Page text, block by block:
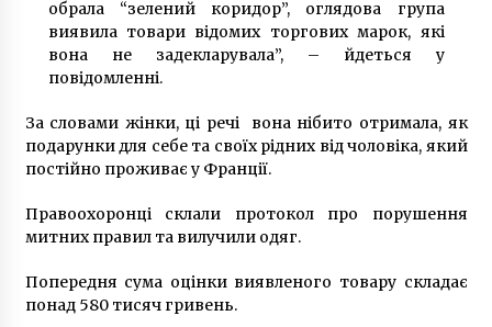
Архівні фото найбільшої автокатастрофи на
мосту Патона в Києві
3 роки ago
Під Києвом намагалися викрасти дочку
блогерки заради викупу
6 років ago
Київських водіїв почали штрафувати за
парковку на газоні
Брама Заборовського. Перлина українського
обрала “зелений коридор”, оглядова група
виявила товари відомих торгових марок, які
вона не задекларувала”, – йдеться у
повідомленні.
За словами жінки, ці речі вона нібито отримала, як
подарунки для себе та своїх рідних від чоловіка, який
постійно проживає у Франції.
Правоохоронці склали протокол про порушення
митних правил та вилучили одяг.
Попередня сума оцінки виявленого товару складає
понад 580 тисяч гривень.